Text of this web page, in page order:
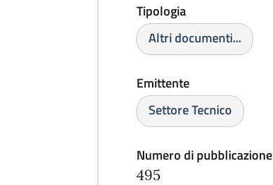
Tipologia
Altri documenti...
Emittente
Settore Tecnico
Numero di pubblicazione
495